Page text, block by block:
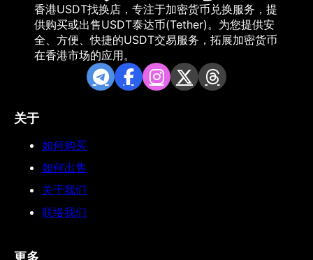
香港USDT找换店，专注于加密货币兑换服务，提
供购买或出售USDT泰达币(Tether)。为您提供安
全、方便、快捷的USDT交易服务，拓展加密货币
在香港市场的应用。
关于
如何购买
如何出售
关于我们
联络我们
更多